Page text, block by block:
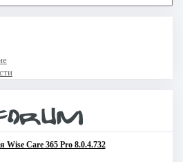
Wise Care 365 Pro 8.0.4.732